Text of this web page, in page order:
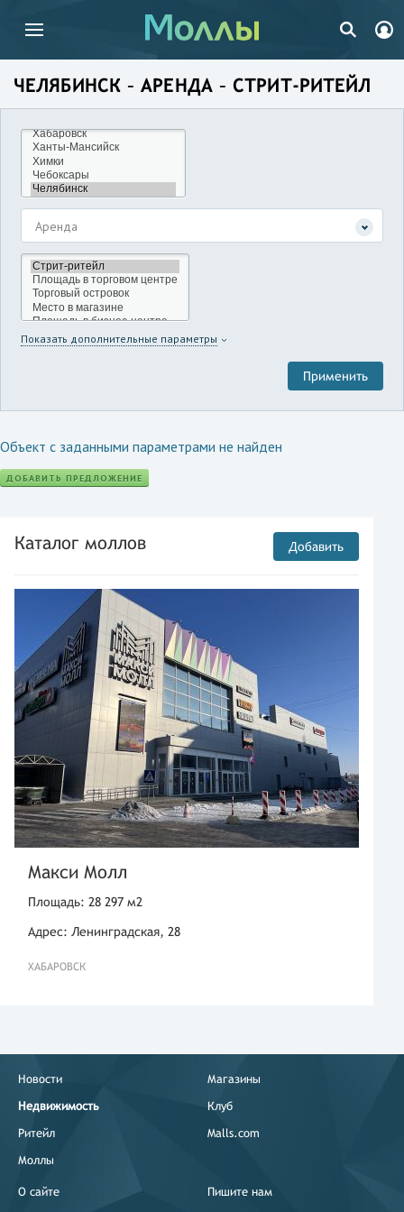
ЧЕЛЯБИНСК – АРЕНДА – СТРИТ-РИТЕЙЛ
Аренда
Показать дополнительные параметры
Объект с заданными параметрами не найден
ДОБАВИТЬ ПРЕДЛОЖЕНИЕ
Каталог моллов Добавить
Макси Молл
Площадь: 28 297 м2
Адрес: Ленинградская, 28
ХАБАРОВСК
Новости
Недвижимость
Ритейл
Моллы
Магазины
Клуб
Malls.com
О сайте Пишите нам